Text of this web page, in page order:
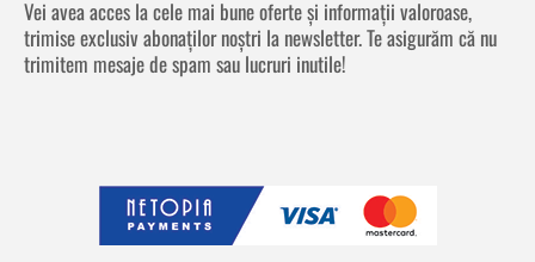
Vei avea acces la cele mai bune oferte și informații valoroase,
trimise exclusiv abonaților noștri la newsletter. Te asigurăm că nu
trimitem mesaje de spam sau lucruri inutile!